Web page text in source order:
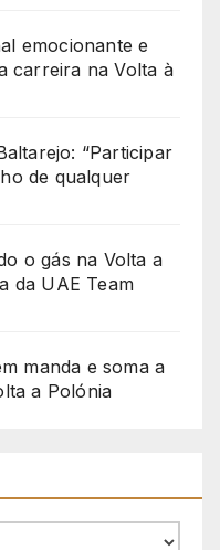
emocionante e
carreira na Volta à
“Participar
de qualquer
o gás na Volta a
da UAE Team
manda e soma a
a Polónia